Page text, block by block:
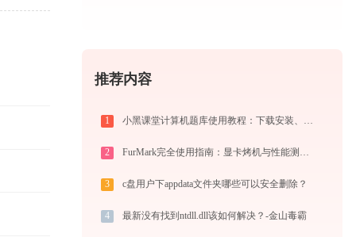
推荐内容
1 小黑课堂计算机题库使用教程：下载安装、模拟考试与高效刷题全攻略
2 FurMark完全使用指南：显卡烤机与性能测试从入门到精通（2026最新）
3 c盘用户下appdata文件夹哪些可以安全删除？
4 最新没有找到ntdll.dll该如何解决？-金山毒霸